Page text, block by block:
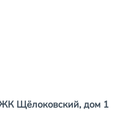
Щёлоковский, дом 1